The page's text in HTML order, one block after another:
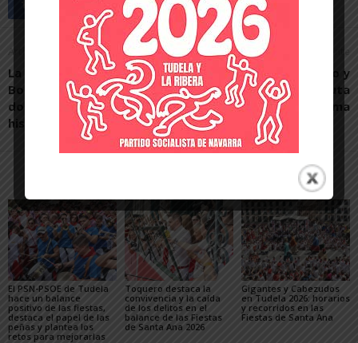
Artículo anterior
La familia Pérez Nievas-
Borderas realiza una nueva
donación de documentos
históricos
Artículo siguiente
Corella, Cintruénigo y
Fitero abren la ruta
saludable del Alhama
El PSN-PSOE de Tudela
hace un balance
positivo de las fiestas,
destaca el papel de las
peñas y plantea los
retos para mejorarlas
Toquero destaca la
convivencia y la caída
de los delitos en el
balance de las Fiestas
de Santa Ana 2026
Gigantes y Cabezudos
en Tudela 2026: horarios
y recorridos en las
Fiestas de Santa Ana